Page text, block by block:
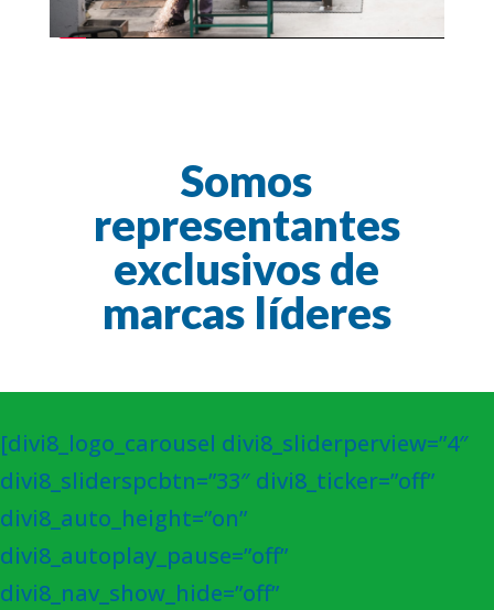
Somos
representantes
exclusivos de
marcas líderes
[divi8_logo_carousel divi8_sliderperview=”4″
divi8_sliderspcbtn=”33″ divi8_ticker=”off”
divi8_auto_height=”on”
divi8_autoplay_pause=”off”
divi8_nav_show_hide=”off”